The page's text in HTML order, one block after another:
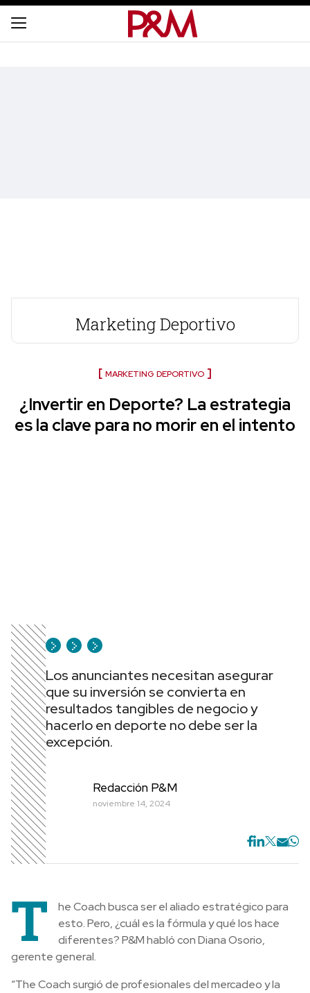
Marketing Deportivo
MARKETING DEPORTIVO
¿Invertir en Deporte? La estrategia
es la clave para no morir en el intento
Los anunciantes necesitan asegurar
que su inversión se convierta en
resultados tangibles de negocio y
hacerlo en deporte no debe ser la
excepción.
Redacción P&M
noviembre 14, 2024
T
he Coach busca ser el aliado estratégico para
esto. Pero, ¿cuál es la fórmula y qué los hace
diferentes? P&M habló con Diana Osorio,
gerente general.
“The Coach surgió de profesionales del mercadeo y la